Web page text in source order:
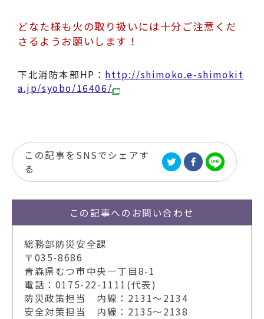
どなた様も火の取り扱いには十分ご注意くだ
さるようお願いします！
下北消防本部HP： http://shimoko.e-shimokit
a.jp/syobo/16406/
この記事をSNSでシェアす
る
この記事への お問い合わせ
総務部防災安全課
〒035-8686
青森県むつ市中央一丁目8-1
電話：0175-22-1111(代表)
防災政策担当 内線：2131～2134
安全対策担当 内線：2135～2138